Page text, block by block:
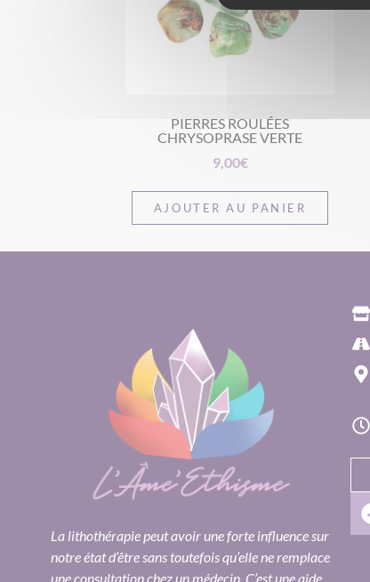
PIERRES ROULÉES
CHRYSOPRASE VERTE
9,00€
AJOUTER AU PANIER
La lithothérapie peut avoir une forte influence sur
notre état d’être sans toutefois qu’elle ne remplace
une consultation chez un médecin. C’est une aide